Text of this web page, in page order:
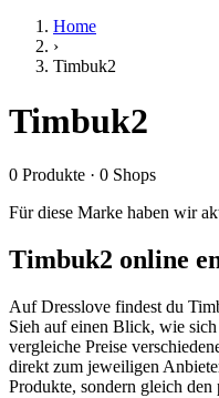
Home
›
Timbuk2
Timbuk2
0 Produkte · 0 Shops
Für diese Marke haben wir
Timbuk2 online
Auf Dresslove findest du
Sieh auf einen Blick, wie
vergleiche Preise
direkt zum jeweiligen
Produkte, sondern gleich den